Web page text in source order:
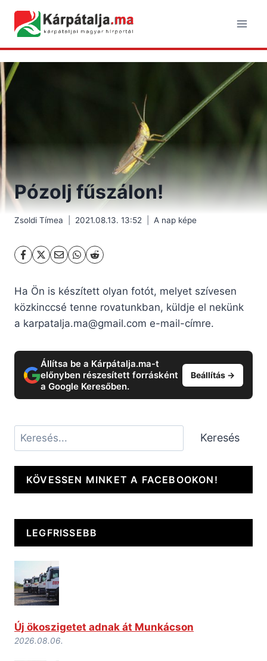
content
Pózolj fűszálon!
Zsoldi Tímea 2021.08.13. 13:52 A nap képe
Ha Ön is készített olyan fotót, melyet szívesen
közkinccsé tenne rovatunkban, küldje el nekünk
a karpatalja.ma@gmail.com e-mail-címre.
Állítsa be a Kárpátalja.ma-t
előnyben részesített forrásként
a Google Keresőben.
Beállítás →
Keresés Keresés
KÖVESSEN MINKET A FACEBOOKON!
LEGFRISSEBB
Új ökoszigetet adnak át Munkácson
2026.08.06.